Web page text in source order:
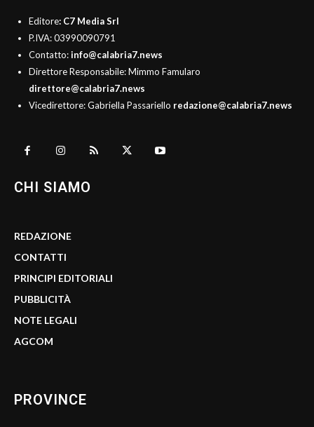
Editore: C7 Media Srl
P.IVA: 03990090791
Contatto:info@calabria7.news
Direttore Responsabile: Mimmo Famularo
direttore@calabria7.news
Vicedirettore: Gabriella Passariello redazione@calabria7.news
CHI SIAMO
REDAZIONE
CONTATTI
PRINCIPI EDITORIALI
PUBBLICITÀ
NOTE LEGALI
AGCOM
PROVINCE